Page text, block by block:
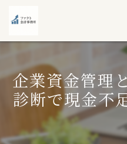
企業資金管理
診断で現金不